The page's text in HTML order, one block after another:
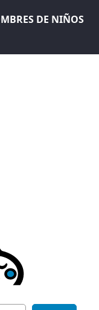
DE NIÑOS